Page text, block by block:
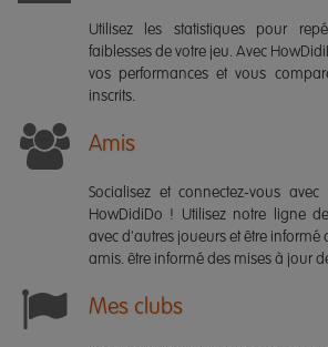
Utilisez les statistiques pour
faiblesses de votre jeu. Avec
vos performances et vous
inscrits.
Amis
Socialisez et connectez-vous
HowDidiDo ! Utilisez notre ligne
avec d'autres joueurs et être informé
amis. être informé des mises à jour
Mes clubs